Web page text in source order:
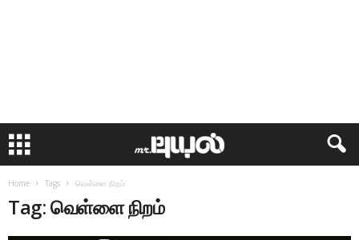
Home Tags வெள்ளை நிறம்
Tag: வெள்ளை நிறம்